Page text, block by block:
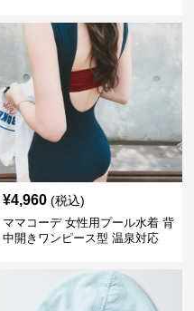
¥4,960 (税込)
ママコーデ 女性用プール水着 背
中開きワンピース型 温泉対応